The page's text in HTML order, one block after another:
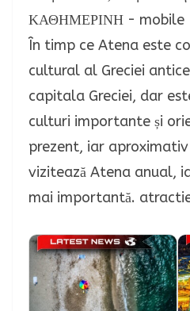
În timp ce Atena este
cultural al Greciei
capitala Greciei, dar
culturi importante și
prezent, iar
vizitează Atena anual,
mai importantă.